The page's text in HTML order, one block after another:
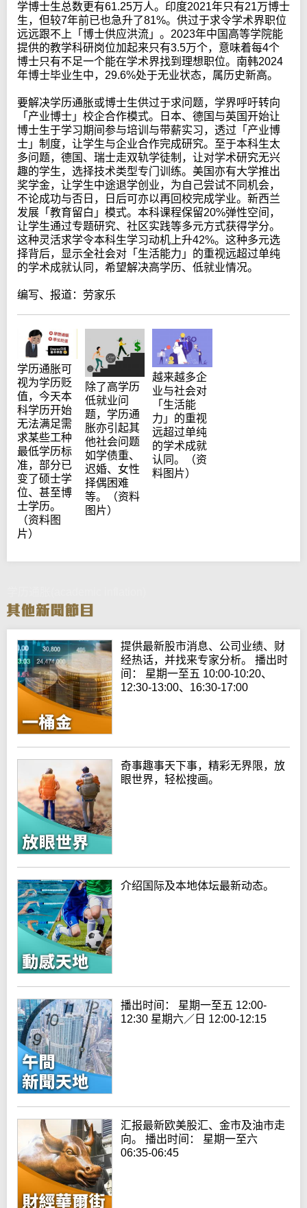
学博士生总数更有61.25万人。印度2021年只有21万博士
生，但较7年前已也急升了81%。供过于求令学术界职位
远远跟不上「博士供应洪流」。2023年中国高等学院能
提供的教学科研岗位加起来只有3.5万个，意味着每4个
博士只有不足一个能在学术界找到理想职位。南韩2024
年博士毕业生中，29.6%处于无业状态，属历史新高。
要解决学历通胀或博士生供过于求问题，学界呼吁转向
「产业博士」校企合作模式。日本、德国与英国开始让
博士生于学习期间参与培训与带薪实习，透过「产业博
士」制度，让学生与企业合作完成研究。至于本科生太
多问题，德国、瑞士走双轨学徒制，让对学术研究无兴
趣的学生，选择技术类型专门训练。美国亦有大学推出
奖学金，让学生中途退学创业，为自己尝试不同机会，
不论成功与否日，日后可亦以再回校完成学业。新西兰
发展「教育留白」模式。本科课程保留20%弹性空间，
让学生通过专题研究、社区实践等多元方式获得学分。
这种灵活求学令本科生学习动机上升42%。这种多元选
择背后，显示全社会对「生活能力」的重视远超过单纯
的学术成就认同，希望解决高学历、低就业情况。
编写、报道：劳家乐
学历通胀可
视为学历贬
值，今天本
科学历开始
无法满足需
求某些工种
最低学历标
准，部分已
变了硕士学
位、甚至博
士学历。
（资料图
片）
除了高学历
低就业问
题，学历通
胀亦引起其
他社会问题
如学债重、
迟婚、女性
择偶困难
等。（资料
图片）
越来越多企
业与社会对
「生活能
力」的重视
远超过单纯
的学术成就
认同。（资
料图片）
提供最新股市消息、公司业绩、财
经热话，并找来专家分析。 播出时
间： 星期一至五 10:00-10:20、
12:30-13:00、16:30-17:00
奇事趣事天下事，精彩无界限，放
眼世界，轻松搜画。
介绍国际及本地体坛最新动态。
播出时间： 星期一至五 12:00-
12:30 星期六／日 12:00-12:15
汇报最新欧美股汇、金市及油市走
向。 播出时间： 星期一至六
06:35-06:45